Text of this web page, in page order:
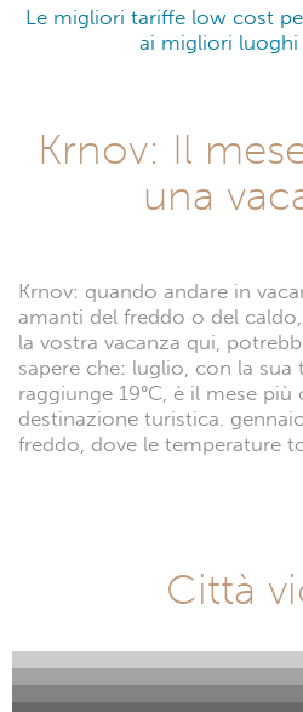
Le migliori tariffe low cost
ai migliori luoghi
Krnov: Il
una
Krnov: quando andare in
amanti del freddo o del
la vostra vacanza qui,
sapere che: luglio, con la sua
raggiunge 19°C, è il mese
destinazione turistica.
freddo, dove le temperature
Città